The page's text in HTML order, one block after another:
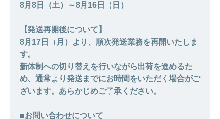
8月8日（土）～8月16日（日）
【発送再開後について】
8月17日（月）より、順次発送業務を再開いたしま
す。
新体制への切り替えを行いながら出荷を進めるた
め、通常より発送までにお時間をいただく場合がご
ざいます。あらかじめご了承ください。
■お問い合わせについて